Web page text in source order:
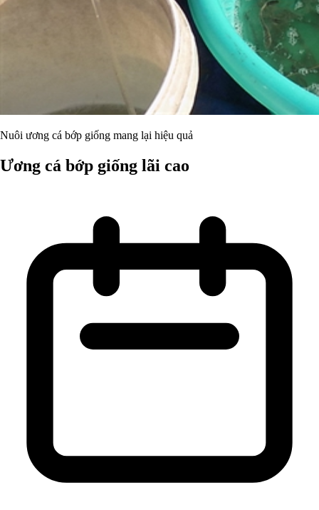
Nuôi ương cá bớp giống mang lại hiệu quả
Ương cá bớp giống lãi cao